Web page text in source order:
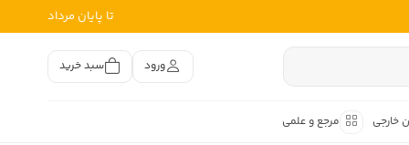
تا پایان مرداد
ورود سبد خرید
خارجی مرجع و علمی